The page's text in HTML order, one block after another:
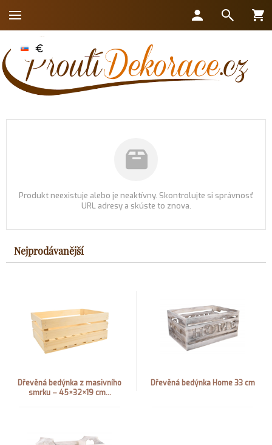
Produkt neexistuje alebo je neaktívny. Skontrolujte si správnosť
URL adresy a skúste to znova.
Nejprodávanější
Dřevěná bedýnka z masivního
smrku – 45×32×19 cm...
Dřevěná bedýnka Home 33 cm